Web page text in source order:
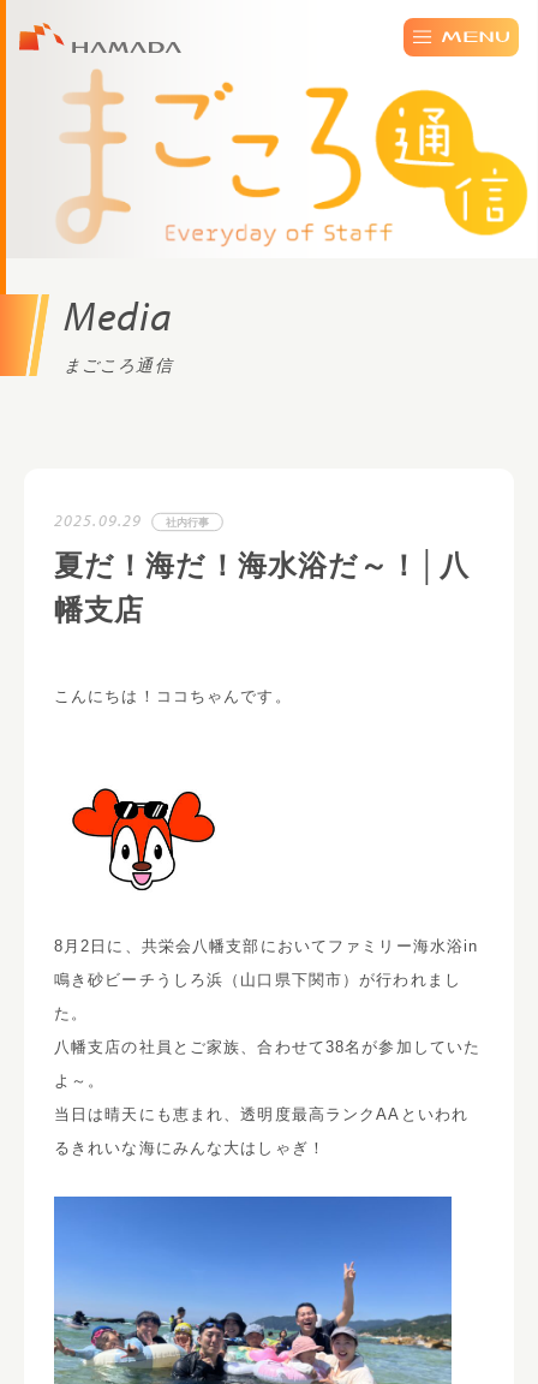
Media
まごころ通信
2025.09.29 社内行事
夏だ！海だ！海水浴だ～！│八
幡支店
こんにちは！ココちゃんです。
8月2日に、共栄会八幡支部においてファミリー海水浴in
鳴き砂ビーチうしろ浜（山口県下関市）が行われまし
た。
八幡支店の社員とご家族、合わせて38名が参加していた
よ～。
当日は晴天にも恵まれ、透明度最高ランクAAといわれ
るきれいな海にみんな大はしゃぎ！